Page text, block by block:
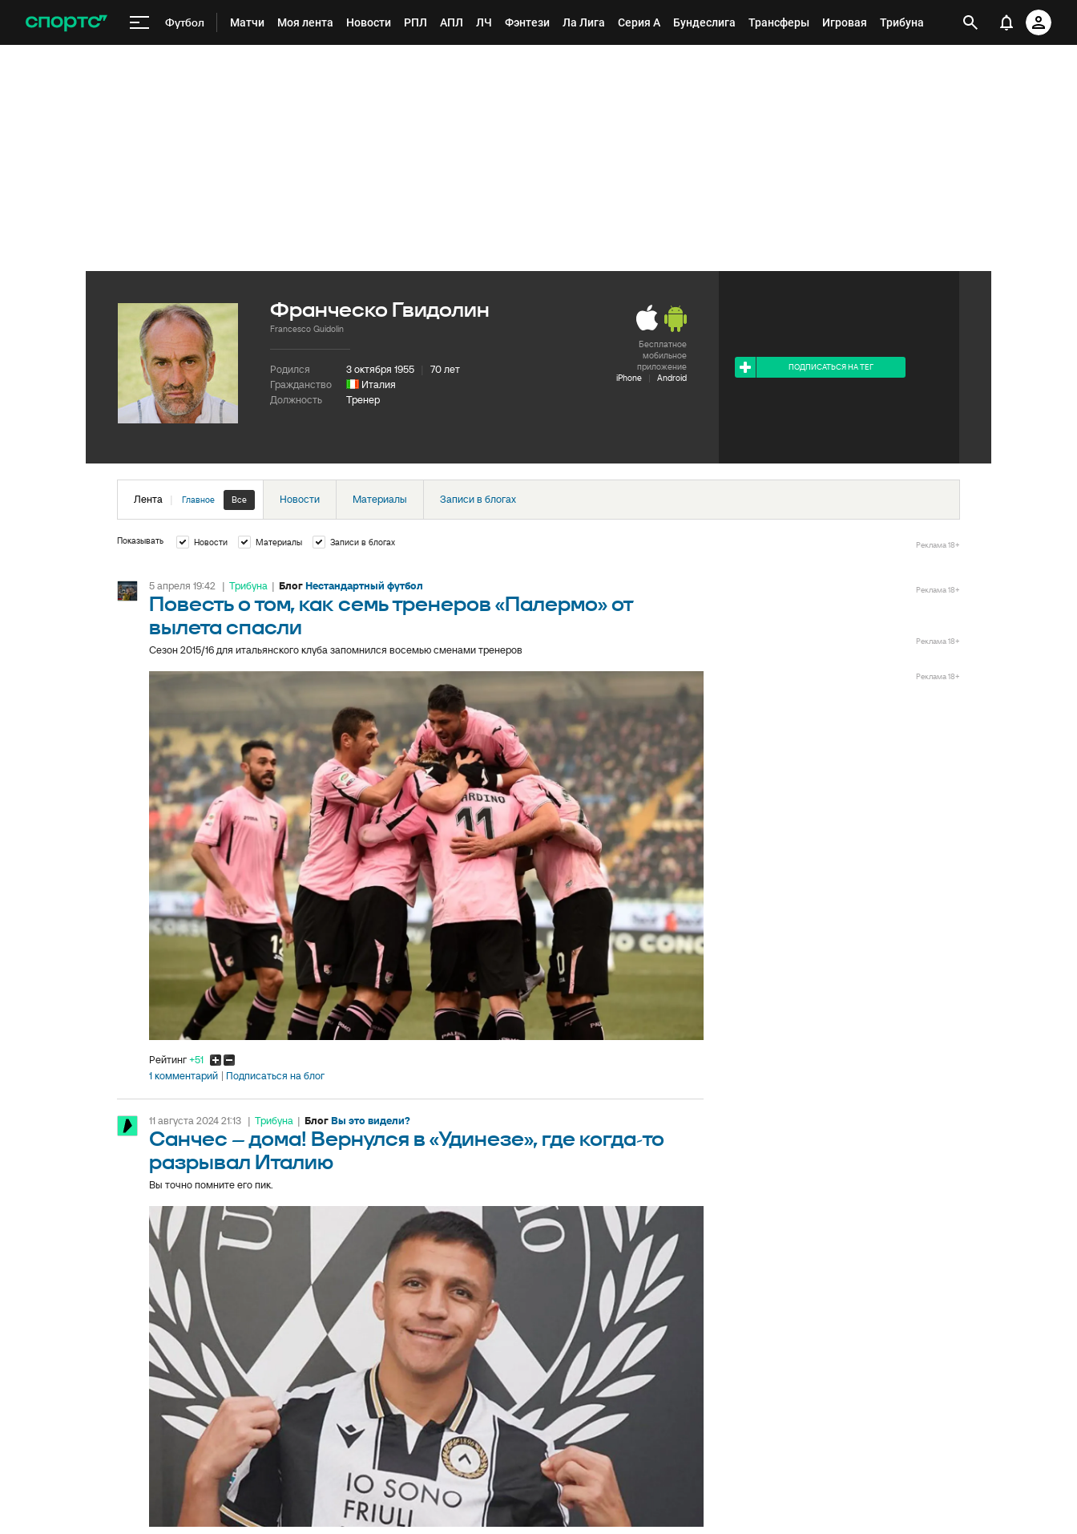
Футбол Матчи Моя лента Новости РПЛ АПЛ ЛЧ Фэнтези Ла Лига Серия А Бундеслига Трансферы Игровая Трибуна
Бесплатное
мобильное
приложение
iPhone
| Android
Франческо Гвидолин
Francesco Guidolin
Родился 3 октября 1955
70 лет
Гражданство
Италия
Должность
Тренер
ПОДПИСАТЬСЯ НА ТЕГ
Лента | Главное Все Новости Материалы Записи в блогах
Показывать Новости Материалы Записи в блогах
5 апреля 19:42 | Трибуна | БлогНестандартный футбол
Повесть о том, как семь тренеров «Палермо» от
вылета спасли
Сезон 2015/16 для итальянского клуба запомнился восемью сменами тренеров
Рейтинг+51
1 комментарий
Подписаться на блог
11 августа 2024 21:13 | Трибуна | БлогВы это видели?
Санчес – дома! Вернулся в «Удинезе», где когда-то
разрывал Италию
Вы точно помните его пик.
Реклама 18+
Реклама 18+
Реклама 18+
Реклама 18+